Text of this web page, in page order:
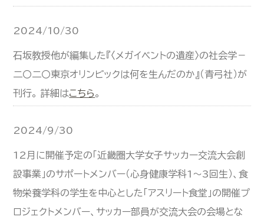
2024/10/30
石坂教授他が編集した『〈メガイベントの遺産〉の社会学－
二〇二〇東京オリンピックは何を生んだのか』（青弓社）が
刊行。 詳細はこちら。
2024/9/30
12月に開催予定の「近畿圏大学女子サッカー交流大会創
設事業」のサポートメンバー（心身健康学科1～3回生）、食
物栄養学科の学生を中心とした「アスリート食堂」の開催プ
ロジェクトメンバー、サッカー部員が交流大会の会場とな